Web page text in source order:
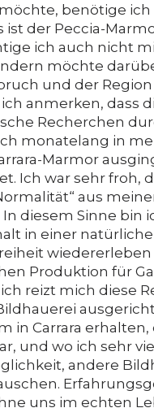
benötige
ist der Peccia-
ich auch nicht
möchte
und der
anmerken, dass
Recherchen
monatelang in
Marmor
Ich war sehr froh,
aus
diesem Sinne bin
in einer
wiedererleben
Produktion für
reizt mich diese
in Carrara erhalten,
und wo ich sehr
andere
uns im echten